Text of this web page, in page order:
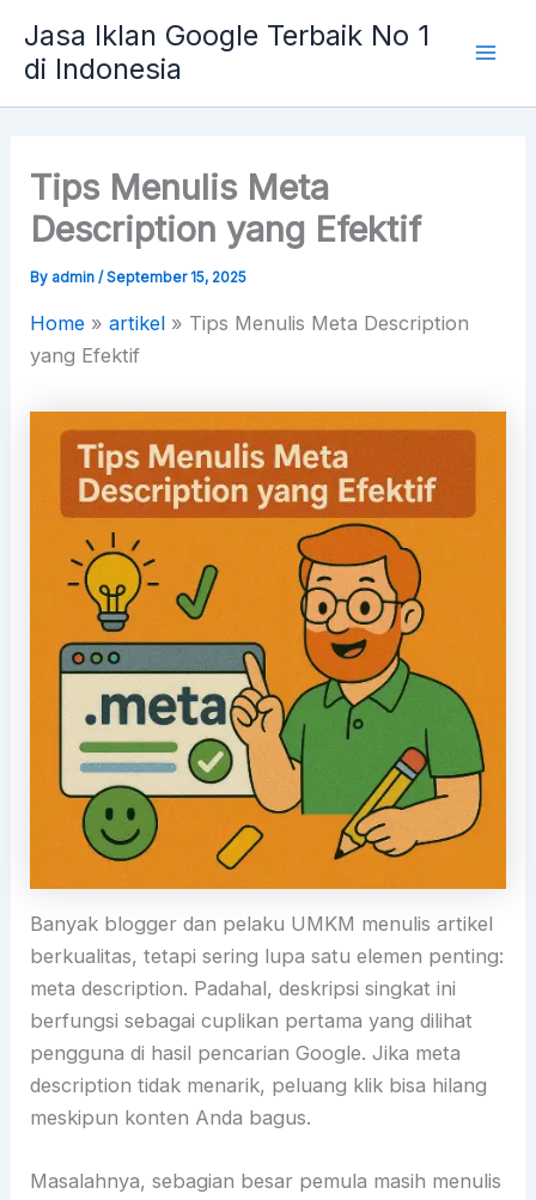
content
Jasa Iklan Google Terbaik No 1
di Indonesia
Tips Menulis Meta
Description yang Efektif
By admin/September 15, 2025
Home »artikel » Tips Menulis Meta Description
yang Efektif
Banyak blogger dan pelaku UMKM menulis artikel
berkualitas, tetapi sering lupa satu elemen penting:
meta description. Padahal, deskripsi singkat ini
berfungsi sebagai cuplikan pertama yang dilihat
pengguna di hasil pencarian Google. Jika meta
description tidak menarik, peluang klik bisa hilang
meskipun konten Anda bagus.
Masalahnya, sebagian besar pemula masih menulis